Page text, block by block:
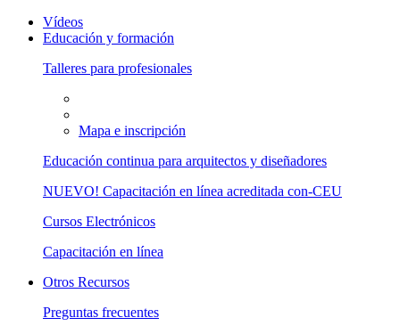
Vídeos
Educación y formación
Talleres para profesionales
Mapa e inscripción
Educación continua para arquitectos y diseñadores
NUEVO! Capacitación en línea acreditada con-CEU
Cursos Electrónicos
Capacitación en línea
Otros Recursos
Preguntas frecuentes